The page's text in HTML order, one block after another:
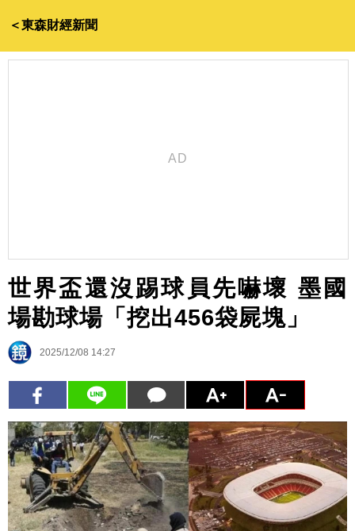
＜東森財經新聞
世界盃還沒踢球員先嚇壞 墨國
場勘球場「挖出456袋屍塊」
2025/12/08 14:27